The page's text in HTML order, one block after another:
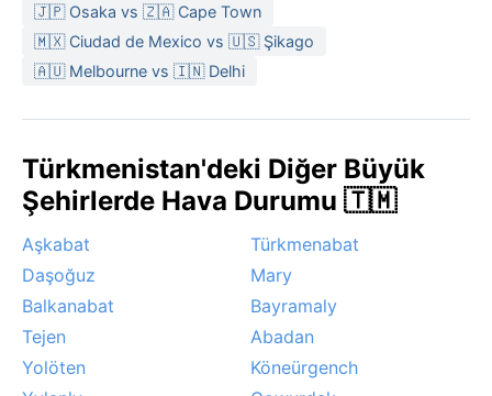
🇯🇵 Osaka vs 🇿🇦 Cape Town
🇲🇽 Ciudad de Mexico vs 🇺🇸 Şikago
🇦🇺 Melbourne vs 🇮🇳 Delhi
Türkmenistan'deki Diğer Büyük
Şehirlerde Hava Durumu 🇹🇲
Aşkabat
Türkmenabat
Daşoğuz
Mary
Balkanabat
Bayramaly
Tejen
Abadan
Yolöten
Köneürgench